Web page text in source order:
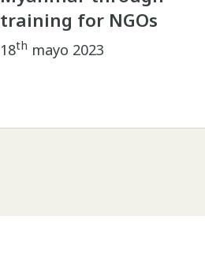
training for NGOs
18th mayo 2023